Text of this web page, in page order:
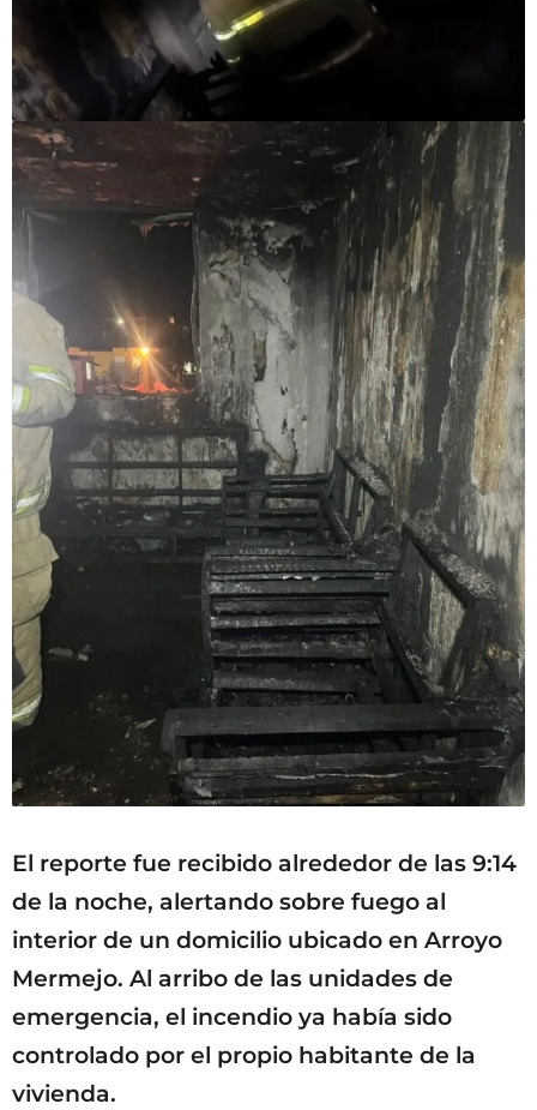
El reporte fue recibido alrededor de las 9:14
de la noche, alertando sobre fuego al
interior de un domicilio ubicado en Arroyo
Mermejo. Al arribo de las unidades de
emergencia, el incendio ya había sido
controlado por el propio habitante de la
vivienda.